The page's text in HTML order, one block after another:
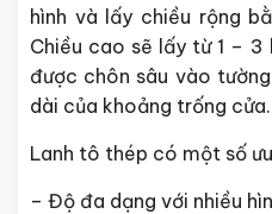
hình và lấy chiều rộng
Chiều cao sẽ lấy từ 1 – 3
được chôn sâu vào
dài của khoảng trống cửa.
Lanh tô thép có một số
– Độ đa dạng với nhiều